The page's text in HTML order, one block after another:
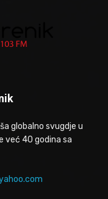
globalno svugdje u
već 40 godina sa